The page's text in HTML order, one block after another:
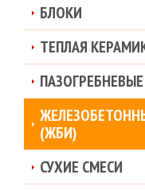
БЛОКИ
ТЕПЛАЯ
(ЖБИ)
СУХИЕ СМЕСИ